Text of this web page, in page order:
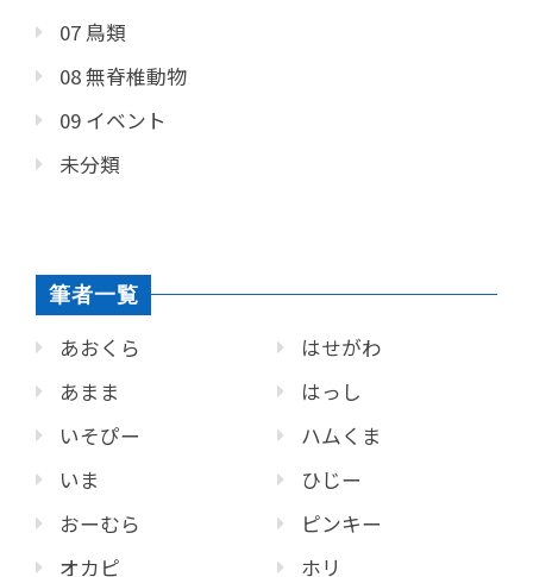
07 鳥類
08 無脊椎動物
09 イベント
未分類
筆者一覧
あおくら
あまま
いそぴー
いま
おーむら
オカピ
はせがわ
はっし
ハムくま
ひじー
ピンキー
ホリ